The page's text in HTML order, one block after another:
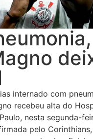
internado com
recebeu alta do
nesta segunda-
pelo